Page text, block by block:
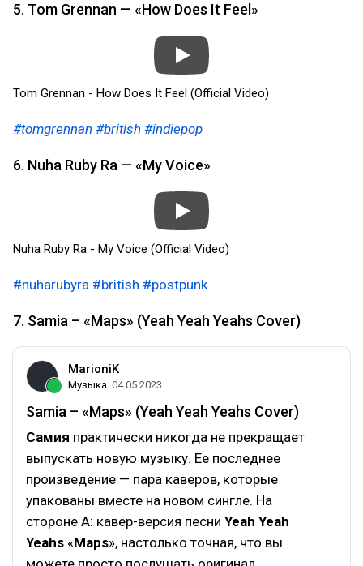
5. Tom Grennan — «How Does It Feel»
Tom Grennan - How Does It Feel (Official Video)
#tomgrennan #british #indiepop
6. Nuha Ruby Ra — «My Voice»
Nuha Ruby Ra - My Voice (Official Video)
#nuharubyra #british #postpunk
7. Samia – «Maps» (Yeah Yeah Yeahs Cover)
MarioniK
Музыка 04.05.2023
Samia – «Maps» (Yeah Yeah Yeahs Cover)
Самия практически никогда не прекращает
выпускать новую музыку. Ее последнее
произведение — пара каверов, которые
упакованы вместе на новом сингле. На
стороне А: кавер-версия песни Yeah Yeah
Yeahs «Maps», настолько точная, что вы